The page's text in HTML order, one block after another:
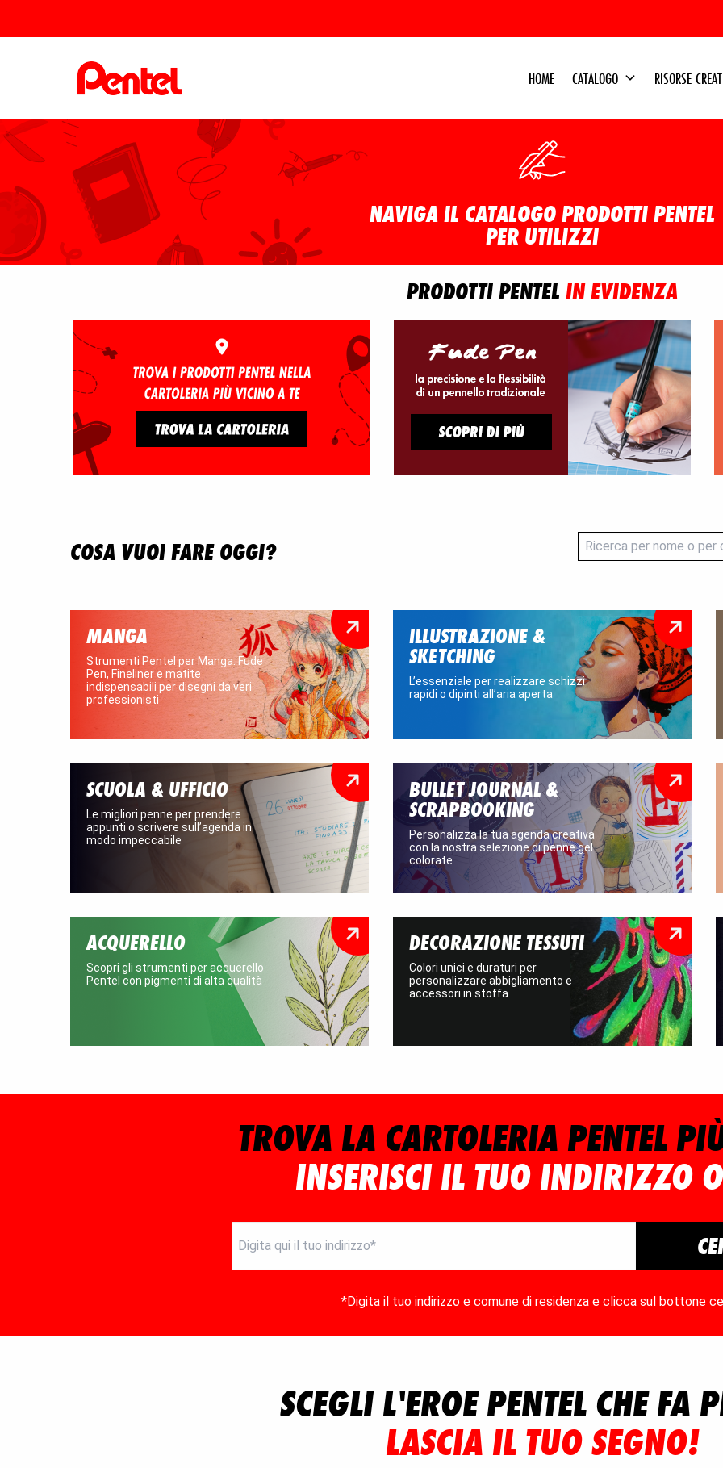
HOME CATALOGO RISORSE
NAVIGA IL CATALOGO PRODOTTI PENTEL
PER UTILIZZI
PRODOTTI PENTEL IN EVIDENZA
COSA VUOI FARE OGGI?
MANGA
Strumenti Pentel per Manga: Fude
Pen, Fineliner e matite
indispensabili per disegni da veri
professionisti
ILLUSTRAZIONE &
SKETCHING
L’essenziale per realizzare schizzi
rapidi o dipinti all’aria aperta
SCUOLA & UFFICIO
Le migliori penne per prendere
appunti o scrivere sull’agenda in
modo impeccabile
BULLET JOURNAL &
SCRAPBOOKING
Personalizza la tua agenda creativa
con la nostra selezione di penne gel
colorate
ACQUERELLO
Scopri gli strumenti per acquerello
Pentel con pigmenti di alta qualità
DECORAZIONE TESSUTI
Colori unici e duraturi per
personalizzare abbigliamento e
accessori in stoffa
TROVA LA CARTOLERIA PENTEL
INSERISCI IL TUO INDIRIZZO
*Digita il tuo indirizzo e comune di residenza e clicca sul bottone
SCEGLI L'EROE PENTEL CHE FA
LASCIA IL TUO SEGNO!